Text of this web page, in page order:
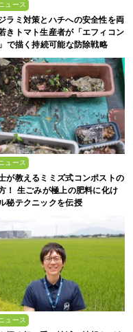
ュース
ラミ対策とハチへの安全性を両
きトマト生産者が「エフィコン
で描く持続可能な防除戦略
ュース
が教えるミミズ式コンポストの
！ 生ごみが極上の肥料に化け
秘テクニックを伝授
ュース